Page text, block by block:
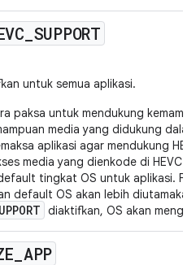
SUPPORT
untuk semua aplikasi.
paksa untuk mendukung
media yang didukung
aplikasi agar mendukung
media yang dienkode di HEVC.
tingkat OS untuk aplikasi.
default OS akan lebih
diaktifkan, OS akan
APP